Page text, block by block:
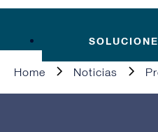
Home Noticias